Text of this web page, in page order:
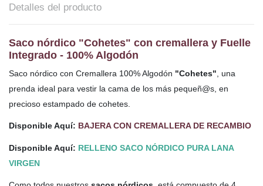
Detalles del producto
Saco nórdico "Cohetes" con cremallera y Fuelle
Integrado - 100% Algodón
Saco nórdico con Cremallera 100% Algodón "Cohetes", una
prenda ideal para vestir la cama de los más pequeñ@s, en
precioso estampado de cohetes.
Disponible Aquí: BAJERA CON CREMALLERA DE RECAMBIO
Disponible Aquí: RELLENO SACO NÓRDICO PURA LANA
VIRGEN